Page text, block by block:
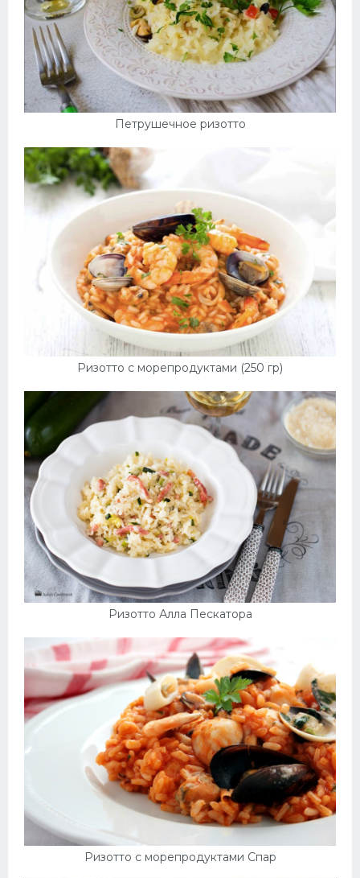
Петрушечное ризотто
Ризотто с морепродуктами (250 гр)
Ризотто Алла Пескатора
Ризотто с морепродуктами Спар